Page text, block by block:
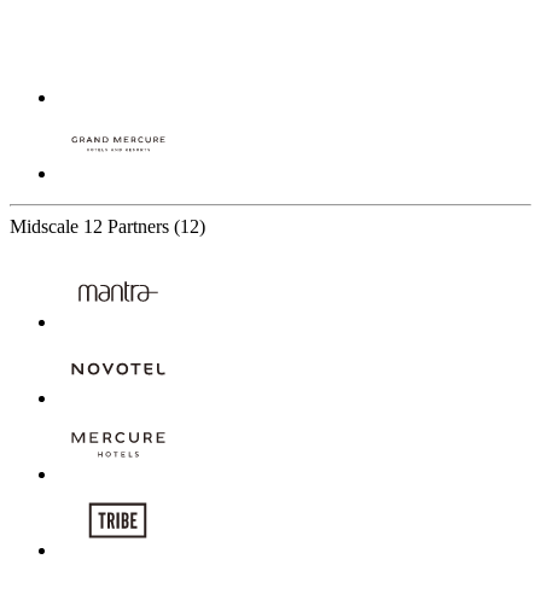
Midscale 12 Partners (12)